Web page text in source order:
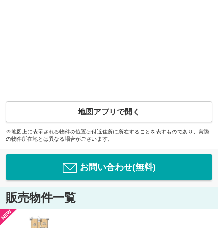
地図アプリで開く
※地図上に表示される物件の位置は付近住所に所在することを表すものであり、実際
の物件所在地とは異なる場合がございます。
お問い合わせ(無料)
販売物件一覧